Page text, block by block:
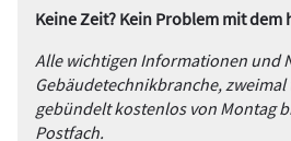
Keine Zeit? Kein Problem mit dem
Alle wichtigen Informationen und
Gebäudetechnikbranche, zweimal
gebündelt kostenlos von Montag
Postfach.